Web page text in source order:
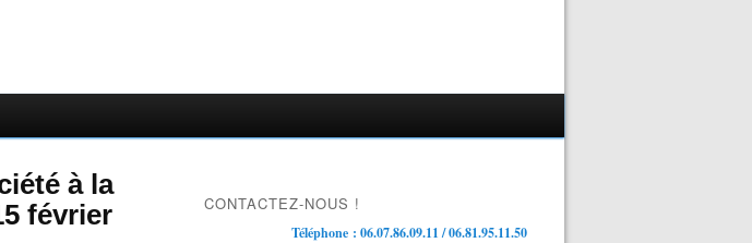
à la
février
CONTACTEZ-NOUS !
Téléphone : 06.07.86.09.11 / 06.81.95.11.50